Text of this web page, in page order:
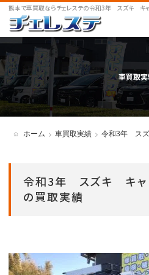
車買取
ホーム 車買取実績 令和3年 ス
令和3年 スズキ キャ
の買取実績